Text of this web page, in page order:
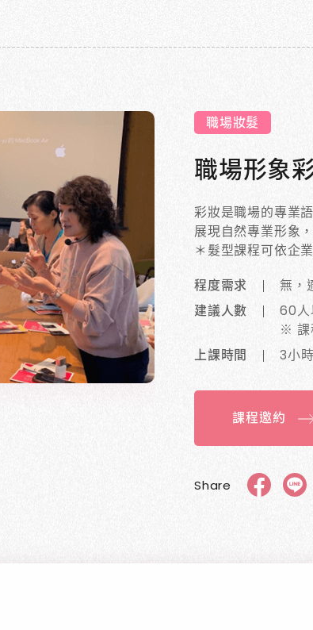
職場妝髮
職場形象
彩妝是職場的專業
展現自然專業形象
＊髮型課程可依企
程度需求
無，
建議人數
60人
※ 課
上課時間
3小時
課程邀約
Share